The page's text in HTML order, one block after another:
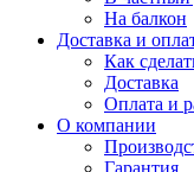
На балкон
Доставка и
Как
Доставка
Оплата и
О компании
Гарантия